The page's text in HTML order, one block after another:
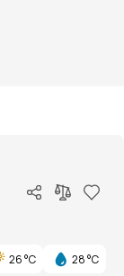
26 °C
28 °C